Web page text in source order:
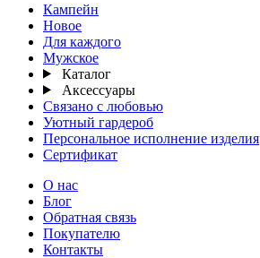
Кампейн
Новое
Для каждого
Мужское
Каталог
Аксессуары
Связано с любовью
Уютный гардероб
Персональное исполнение изделия
Сертификат
О нас
Блог
Обратная связь
Покупателю
Контакты